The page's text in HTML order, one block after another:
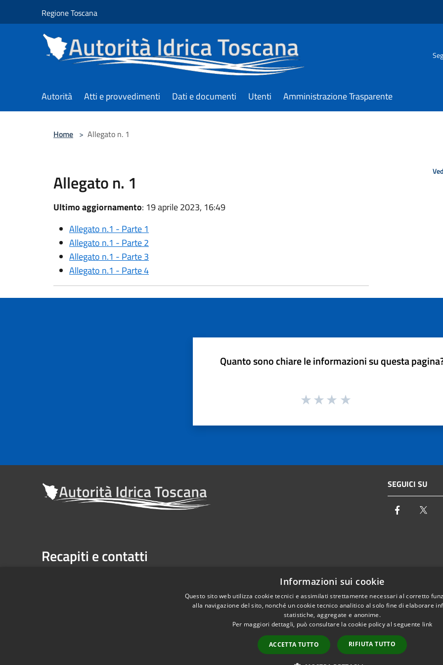
Regione Toscana
Autorità Atti e provvedimenti Dati e documenti Utenti Amministrazione Trasparente
Home > Allegato n. 1
Allegato n. 1
Ultimo aggiornamento: 19 aprile 2023, 16:49
Allegato n.1 - Parte 1
Allegato n.1 - Parte 2
Allegato n.1 - Parte 3
Allegato n.1 - Parte 4
Quanto sono chiare le informazioni su questa
SEGUICI SU
Facebook
Recapiti e contatti
Casella Postale n. 1485 | U.P. Firenze, 7 Via G. Verdi - 50122 Firenze
Email:info@autoritaidrica.toscana.it
Pec:protocollo@pec.autoritaidrica.toscana.it
IPA Indice delle Pubbliche Amministrazioni
Elenco contatti interni
Informazioni sui cookie
Questo sito web utilizza cookie tecnici e assimilati strettamente necessari al corretto
alla navigazione del sito, nonché un cookie tecnico analitico al solo fine di elaborare
statistiche, aggregate e anonime.
Per maggiori dettagli, può consultare la cookie policy al seguente link
ACCETTA TUTTO RIFIUTA TUTTO